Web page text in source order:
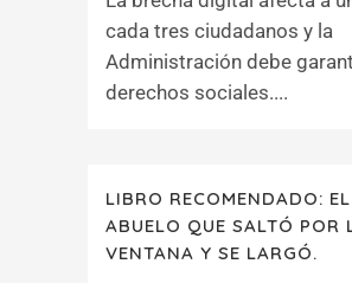
cada tres ciudadanos y la
Administración debe
derechos sociales....
LIBRO RECOMENDADO: EL
ABUELO QUE SALTÓ POR
VENTANA Y SE LARGÓ.